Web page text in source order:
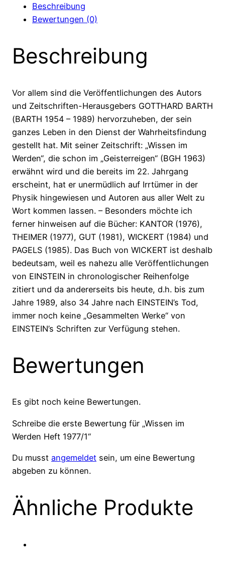
MengeBeschreibung
Bewertungen (0)
Beschreibung
Vor allem sind die Veröffentlichungen des Autors
und Zeitschriften-Herausgebers GOTTHARD BARTH
(BARTH 1954 – 1989) hervorzuheben, der sein
ganzes Leben in den Dienst der Wahrheitsfindung
gestellt hat. Mit seiner Zeitschrift: „Wissen im
Werden“, die schon im „Geisterreigen“ (BGH 1963)
erwähnt wird und die bereits im 22. Jahrgang
erscheint, hat er unermüdlich auf Irrtümer in der
Physik hingewiesen und Autoren aus aller Welt zu
Wort kommen lassen. – Besonders möchte ich
ferner hinweisen auf die Bücher: KANTOR (1976),
THEIMER (1977), GUT (1981), WICKERT (1984) und
PAGELS (1985). Das Buch von WICKERT ist deshalb
bedeutsam, weil es nahezu alle Veröffentlichungen
von EINSTEIN in chronologischer Reihenfolge
zitiert und da andererseits bis heute, d.h. bis zum
Jahre 1989, also 34 Jahre nach EINSTEIN’s Tod,
immer noch keine „Gesammelten Werke“ von
EINSTEIN’s Schriften zur Verfügung stehen.
Bewertungen
Es gibt noch keine Bewertungen.
Schreibe die erste Bewertung für „Wissen im
Werden Heft 1977/1“
Du musst angemeldet sein, um eine Bewertung
abgeben zu können.
Ähnliche Produkte